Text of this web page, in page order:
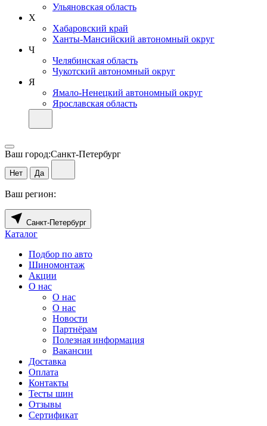
Ульяновская область
Х
Хабаровский край
Ханты-Мансийский автономный округ
Ч
Челябинская область
Чукотский автономный округ
Я
Ямало-Ненецкий автономный округ
Ярославская область
Ваш город:Санкт-Петербург
Нет Да
Ваш регион:
Санкт-Петербург
Каталог
Подбор по авто
Шиномонтаж
Акции
О нас
О нас
О нас
Новости
Партнёрам
Полезная информация
Вакансии
Доставка
Оплата
Контакты
Тесты шин
Отзывы
Сертификат